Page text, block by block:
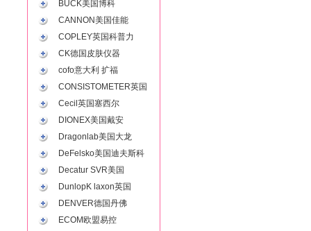
BUCK美国博科
CANNON美国佳能
COPLEY英国科普力
CK德国皮肤仪器
cofo意大利 扩福
CONSISTOMETER英国
Cecil英国塞西尔
DIONEX美国戴安
Dragonlab美国大龙
DeFelsko美国迪夫斯科
Decatur SVR美国
DunlopK laxon英国
DENVER德国丹佛
ECOM欧盟易控